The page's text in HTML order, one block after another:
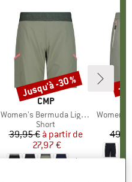
MARQUE
CMP
Article
Women's Bermuda Light Climb
Product group
Short
Prix
39,95 € Prix réduit
à partir de
27,97 €
1
Remise
Jusqu'à -30 %
Article
Women's
-